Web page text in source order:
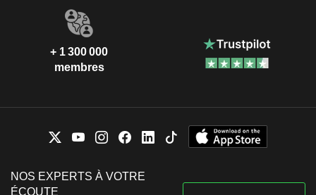
+ 1 300 000
membres
NOS EXPERTS À VOTRE
ÉCOUTE